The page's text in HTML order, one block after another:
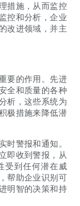
措施，从而监控
控和分析，企业
改进领域，并主
要的作用。先进
全和质量的各种
析，这些系统为
极措施来降低潜
时警报和通知。
即收到警报，从
受到任何潜在威
帮助企业识别可
明智的决策和持